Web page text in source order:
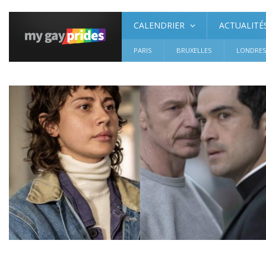
CALENDRIER
PARIS BRUXELLES LONDRES